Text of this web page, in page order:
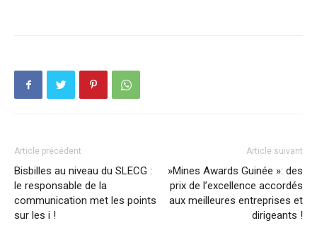
Article précédent
Bisbilles au niveau du SLECG :
le responsable de la
communication met les points
sur les i !
Article suivant
»Mines Awards Guinée »: des
prix de l’excellence accordés
aux meilleures entreprises et
dirigeants !